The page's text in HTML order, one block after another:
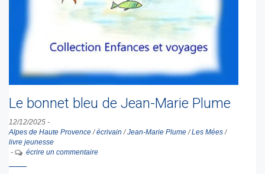
Le bonnet bleu de Jean-Marie Plume
12/12/2025 -
Alpes de Haute Provence /écrivain /Jean-Marie Plume /Les Mées /
livre jeunesse
-
écrire un commentaire